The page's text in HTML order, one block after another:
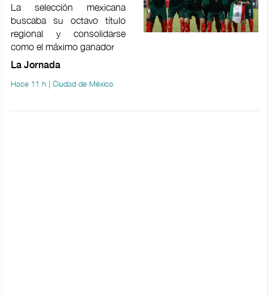
La selección mexicana
buscaba su octavo título
regional y consolidarse
como el máximo ganador
La Jornada
Hace 11 h | Ciudad de México